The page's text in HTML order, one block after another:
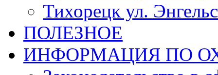
Тихорецк ул.
ПОЛЕЗНОЕ
ИНФОРМАЦИЯ ПО